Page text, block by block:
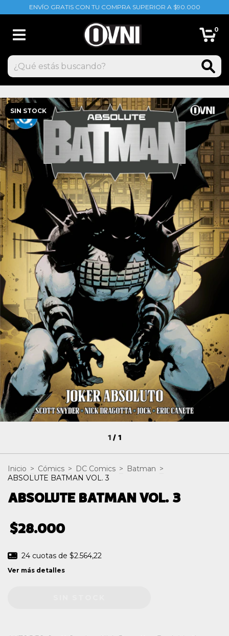
ENVÍO GRATIS CON TU COMPRA SUPERIOR A $90.000
0
SIN STOCK
1/1
Inicio > Cómics > DC Comics > Batman >
ABSOLUTE BATMAN VOL. 3
ABSOLUTE BATMAN VOL. 3
$28.000
24 cuotas de $2.564,22
Ver más detalles